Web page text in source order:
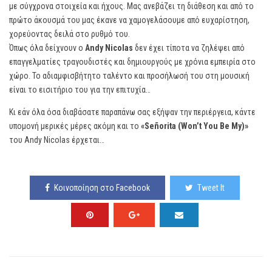
με σύγχρονα στοιχεία και ήχους. Μας ανεβάζει τη διάθεση και από το
πρώτο άκουσμά του μας έκανε να χαμογελάσουμε από ευχαρίστηση,
χορεύοντας δειλά στο ρυθμό του.
Όπως όλα δείχνουν ο Andy Nicolas δεν έχει τίποτα να ζηλέψει από
επαγγελματίες τραγουδιστές και δημιουργούς με χρόνια εμπειρία στο
χώρο. Το αδιαμφισβήτητο ταλέντο και προσήλωσή του στη μουσική
είναι το εισιτήριο του για την επιτυχία…
Κι εάν όλα όσα διαβάσατε παραπάνω σας εξήψαν την περιέργεια, κάντε
υπομονή μερικές μέρες ακόμη και το «Señorita (Won’t You Be My)»
του Andy Nicolas έρχεται…
Κοινοποίηση στο Facebook Tweet It